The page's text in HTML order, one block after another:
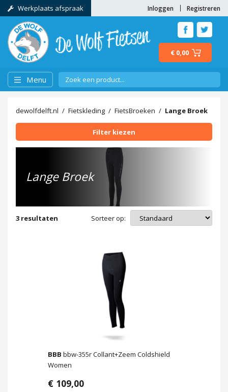
Werkplaats afspraak Registreren
Inloggen
€ 0,00
Menu
dewolfdelft.nl Fietskleding FietsBroeken Lange Broek
Filter kiezen
Lange Broek
3 resultaten Sorteer op:
BBB bbw-355r Collant+Zeem Coldshield
Women
€ 109,00